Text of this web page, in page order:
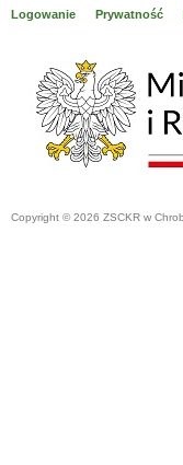
Logowanie Prywatność
Copyright © 2026 ZSCKR w